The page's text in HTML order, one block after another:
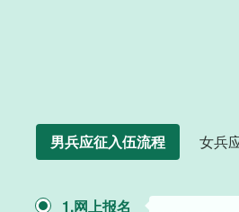
男兵应征入伍流程 女兵
1.网上报名